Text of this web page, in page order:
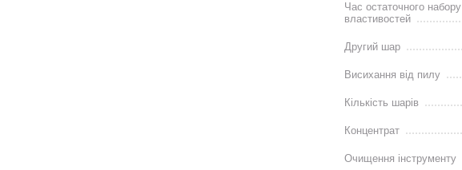
Час остаточного набору
властивостей
Другий шар
Висихання від пилу
Кількість шарів
Концентрат
Очищення інструменту